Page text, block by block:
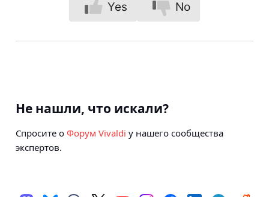
Yes No
Не нашли, что искали?
Спросите о Форум Vivaldi у нашего сообщества
экспертов.